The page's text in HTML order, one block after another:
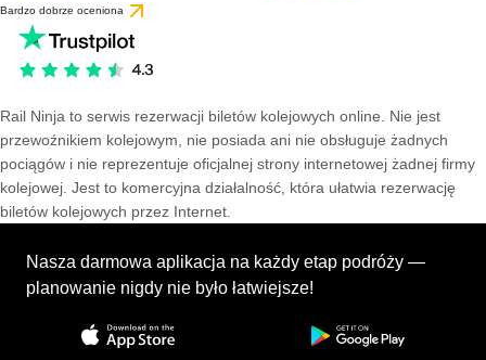
Bardzo dobrze oceniona
Rail Ninja to serwis rezerwacji biletów kolejowych online. Nie jest
przewoźnikiem kolejowym, nie posiada ani nie obsługuje żadnych
pociągów i nie reprezentuje oficjalnej strony internetowej żadnej firmy
kolejowej. Jest to komercyjna działalność, która ułatwia rezerwację
biletów kolejowych przez Internet.
Nasza darmowa aplikacja na każdy etap podróży —
planowanie nigdy nie było łatwiejsze!